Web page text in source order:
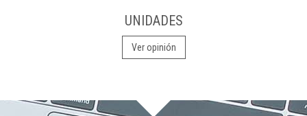
UNIDADES
Ver opinión